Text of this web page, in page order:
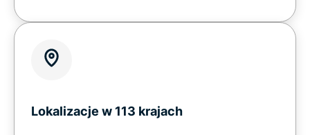
Lokalizacje w 113 krajach